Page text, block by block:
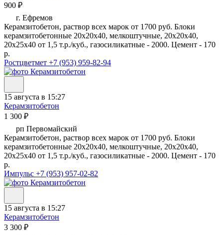
900 ₽
г. Ефремов
Керамзитобетон, раствор всех марок от 1700 руб. Блоки
керамзитобетонные 20х20х40, мелкоштучные, 20х20х40,
20х25х40 от 1,5 т.р./куб., газосиликатные - 2000. Цемент - 170
р.
Ростцветмет +7 (953) 959-82-94
15 августа в 15:27
Керамзитобетон
1 300 ₽
рп Первомайский
Керамзитобетон, раствор всех марок от 1700 руб. Блоки
керамзитобетонные 20х20х40, мелкоштучные, 20х20х40,
20х25х40 от 1,5 т.р./куб., газосиликатные - 2000. Цемент - 170
р.
Импульс +7 (953) 957-02-82
15 августа в 15:27
Керамзитобетон
3 300 ₽